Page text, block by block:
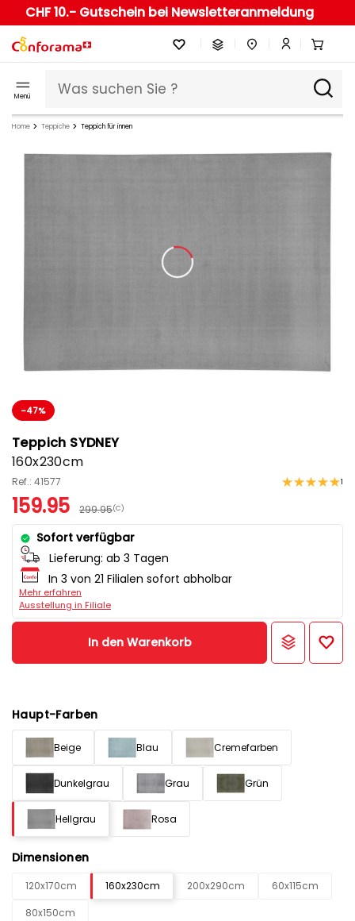
CHF 10.- Gutschein bei Newsletteranmeldung
Menü
Home Teppiche Teppich für innen
-47%
Teppich SYDNEY
160x230cm
Ref.: 41577 1
159.95 299.95(C)
Sofort verfügbar
Lieferung: ab 3 Tagen
In 3 von 21 Filialen sofort abholbar
Mehr erfahren
Ausstellung in Filiale
In den Warenkorb
Haupt-Farben
Beige Blau Cremefarben
Dunkelgrau Grau Grün
Hellgrau Rosa
Dimensionen
120x170cm 160x230cm 200x290cm
60x115cm
80x150cm